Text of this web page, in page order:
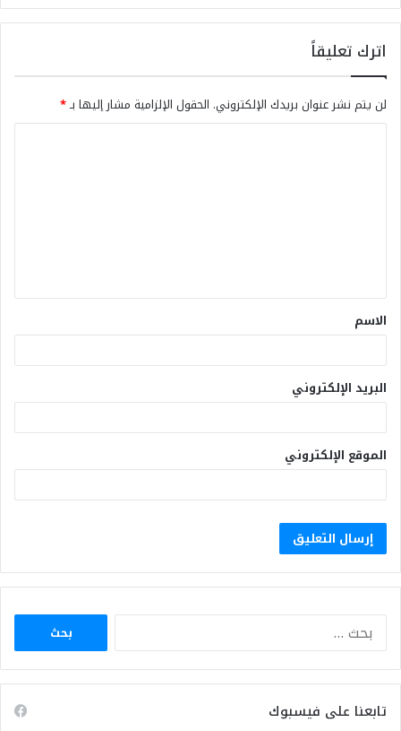
اترك تعليقاً
لن يتم نشر عنوان بريدك الإلكتروني. الحقول الإلزامية مشار إليها بـ*
الاسم
البريد الإلكتروني
الموقع الإلكتروني
البحث
تابعنا على فيسبوك